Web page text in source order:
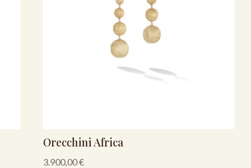
Orecchini Africa
3.900,00€